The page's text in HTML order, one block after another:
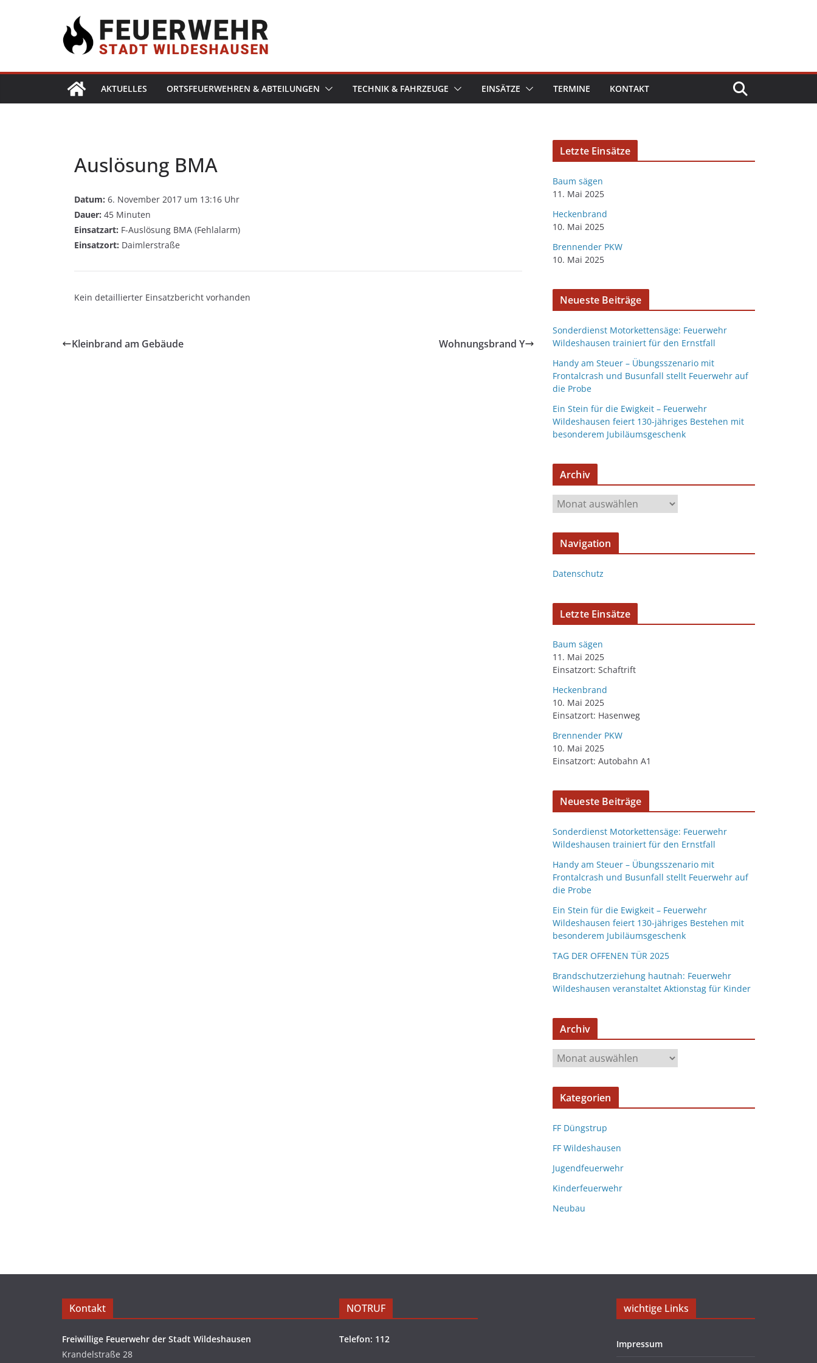
AKTUELLES ORTSFEUERWEHREN & ABTEILUNGEN TECHNIK & FAHRZEUGE EINSÄTZE TERMINE KONTAKT
Auslösung BMA
Datum: 6. November 2017 um 13:16 Uhr
Dauer: 45 Minuten
Einsatzart: F-Auslösung BMA (Fehlalarm)
Einsatzort: Daimlerstraße
Kein detaillierter Einsatzbericht vorhanden
Kleinbrand am Gebäude Wohnungsbrand Y
Letzte Einsätze
Baum sägen
11. Mai 2025
Heckenbrand
10. Mai 2025
Brennender PKW
10. Mai 2025
Neueste Beiträge
Sonderdienst Motorkettensäge: Feuerwehr
Wildeshausen trainiert für den Ernstfall
Handy am Steuer – Übungsszenario mit
Frontalcrash und Busunfall stellt Feuerwehr auf
die Probe
Ein Stein für die Ewigkeit – Feuerwehr
Wildeshausen feiert 130-jähriges Bestehen mit
besonderem Jubiläumsgeschenk
Archiv
Navigation
Datenschutz
Letzte Einsätze
Baum sägen
11. Mai 2025
Einsatzort: Schaftrift
Heckenbrand
10. Mai 2025
Einsatzort: Hasenweg
Brennender PKW
10. Mai 2025
Einsatzort: Autobahn A1
Neueste Beiträge
Sonderdienst Motorkettensäge: Feuerwehr
Wildeshausen trainiert für den Ernstfall
Handy am Steuer – Übungsszenario mit
Frontalcrash und Busunfall stellt Feuerwehr auf
die Probe
Ein Stein für die Ewigkeit – Feuerwehr
Wildeshausen feiert 130-jähriges Bestehen mit
besonderem Jubiläumsgeschenk
TAG DER OFFENEN TÜR 2025
Brandschutzerziehung hautnah: Feuerwehr
Wildeshausen veranstaltet Aktionstag für Kinder
Archiv
Kategorien
FF Düngstrup
FF Wildeshausen
Jugendfeuerwehr
Kinderfeuerwehr
Neubau
Kontakt
Freiwillige Feuerwehr der Stadt Wildeshausen
Krandelstraße 28
NOTRUF
Telefon: 112
wichtige Links
Impressum